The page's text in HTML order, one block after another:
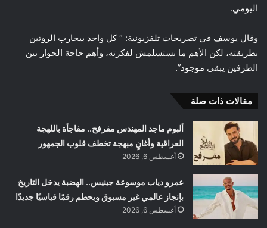
اليومي.
وقال يوسف في تصريحات تلفزيونية: “ كل واحد بيحارب الروتين
بطريقته، لكن الأهم ما نستسلمش لفكرته، وأهم حاجة الحوار بين
الطرفين يبقى موجود”.
مقالات ذات صلة
ألبوم ماجد المهندس مفرفح.. مفاجأة باللهجة
العراقية وأغانٍ مبهجة تخطف قلوب الجمهور
أغسطس 6, 2026
عمرو دياب موسوعة جينيس.. الهضبة يدخل التاريخ
بإنجاز عالمي غير مسبوق ويحطم رقمًا قياسيًا جديدًا
أغسطس 6, 2026